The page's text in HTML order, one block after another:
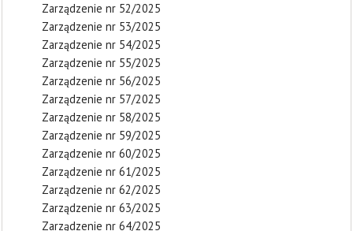
Zarządzenie nr 52/2025
Zarządzenie nr 53/2025
Zarządzenie nr 54/2025
Zarządzenie nr 55/2025
Zarządzenie nr 56/2025
Zarządzenie nr 57/2025
Zarządzenie nr 58/2025
Zarządzenie nr 59/2025
Zarządzenie nr 60/2025
Zarządzenie nr 61/2025
Zarządzenie nr 62/2025
Zarządzenie nr 63/2025
Zarządzenie nr 64/2025